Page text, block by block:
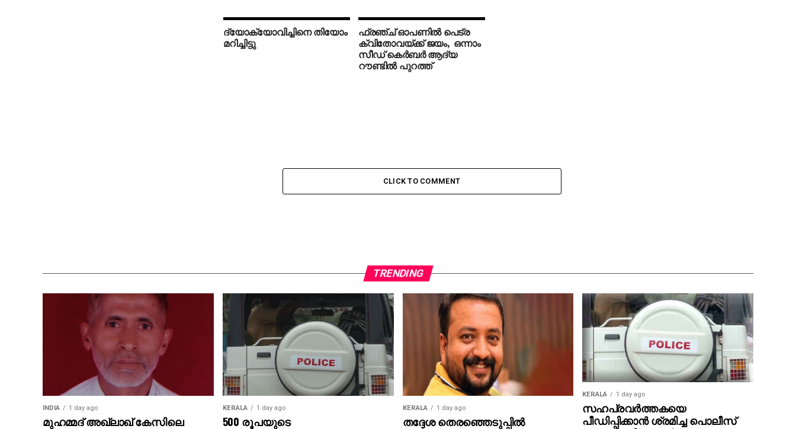
ദ്യോക്യോവിച്ചിനെ തിയോം
മറിച്ചിട്ടു
ഫ്രഞ്ച് ഓപണില്‍ പെട്ര
ക്വിതോവയ്ക്ക് ജയം, ഒന്നാം
സീഡ് കെര്‍ബര്‍ ആദ്യ
റൗണ്ടില്‍ പുറത്ത്
CLICK TO COMMENT
TRENDING
INDIA 1 day ago
മുഹമ്മദ് അഖ്‌ലാഖ് കേസിലെ
KERALA 1 day ago
500 രൂപയുടെ
KERALA 1 day ago
തദ്ദേശ തെരഞ്ഞെടുപ്പില്‍
KERALA 1 day ago
സഹപ്രവര്‍ത്തകയെ
പീഡിപ്പിക്കാന്‍ ശ്രമിച്ച പൊലീസ്